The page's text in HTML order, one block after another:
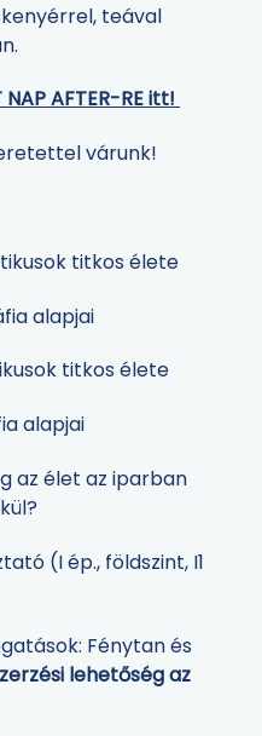
teával
NAP AFTER-RE itt!
várunk!
titkos élete
alapjai
titkos élete
alapjai
az élet az iparban
(I ép., földszint, I1
Fénytan és
lehetőség az